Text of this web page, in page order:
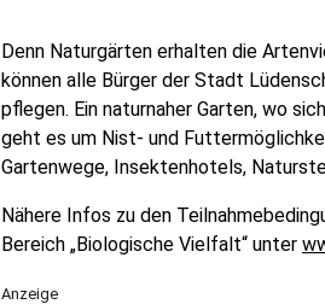
Denn Naturgärten erhalten die
können alle Bürger der Stadt
pflegen. Ein naturnaher Garten, wo
geht es um Nist- und
Gartenwege, Insektenhotels,
Nähere Infos zu den
Bereich „Biologische Vielfalt“ unter
Anzeige